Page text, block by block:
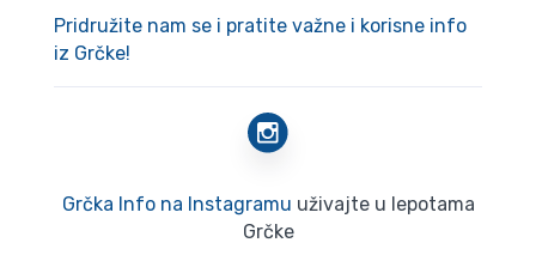
Pridružite nam se i pratite važne i korisne info
iz Grčke!
Grčka Info na Instagramu uživajte u lepotama
Grčke